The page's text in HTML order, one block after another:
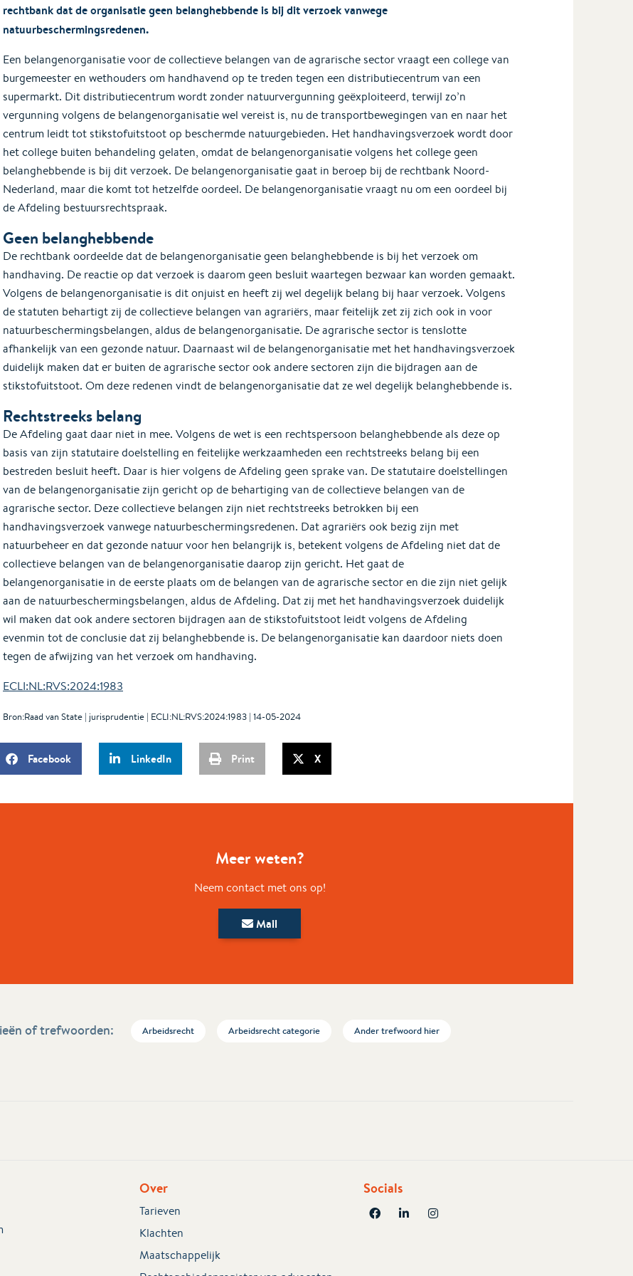
rechtbank dat de organisatie geen belanghebbende is bij dit verzoek vanwege
natuurbeschermingsredenen.
Een belangenorganisatie voor de collectieve belangen van de agrarische sector vraagt een college van
burgemeester en wethouders om handhavend op te treden tegen een distributiecentrum van een
supermarkt. Dit distributiecentrum wordt zonder natuurvergunning geëxploiteerd, terwijl zo’n
vergunning volgens de belangenorganisatie wel vereist is, nu de transportbewegingen van en naar het
centrum leidt tot stikstofuitstoot op beschermde natuurgebieden. Het handhavingsverzoek wordt door
het college buiten behandeling gelaten, omdat de belangenorganisatie volgens het college geen
belanghebbende is bij dit verzoek. De belangenorganisatie gaat in beroep bij de rechtbank Noord-
Nederland, maar die komt tot hetzelfde oordeel. De belangenorganisatie vraagt nu om een oordeel bij
de Afdeling bestuursrechtspraak.
Geen belanghebbende
De rechtbank oordeelde dat de belangenorganisatie geen belanghebbende is bij het verzoek om
handhaving. De reactie op dat verzoek is daarom geen besluit waartegen bezwaar kan worden gemaakt.
Volgens de belangenorganisatie is dit onjuist en heeft zij wel degelijk belang bij haar verzoek. Volgens
de statuten behartigt zij de collectieve belangen van agrariërs, maar feitelijk zet zij zich ook in voor
natuurbeschermingsbelangen, aldus de belangenorganisatie. De agrarische sector is tenslotte
afhankelijk van een gezonde natuur. Daarnaast wil de belangenorganisatie met het handhavingsverzoek
duidelijk maken dat er buiten de agrarische sector ook andere sectoren zijn die bijdragen aan de
stikstofuitstoot. Om deze redenen vindt de belangenorganisatie dat ze wel degelijk belanghebbende is.
Rechtstreeks belang
De Afdeling gaat daar niet in mee. Volgens de wet is een rechtspersoon belanghebbende als deze op
basis van zijn statutaire doelstelling en feitelijke werkzaamheden een rechtstreeks belang bij een
bestreden besluit heeft. Daar is hier volgens de Afdeling geen sprake van. De statutaire doelstellingen
van de belangenorganisatie zijn gericht op de behartiging van de collectieve belangen van de
agrarische sector. Deze collectieve belangen zijn niet rechtstreeks betrokken bij een
handhavingsverzoek vanwege natuurbeschermingsredenen. Dat agrariërs ook bezig zijn met
natuurbeheer en dat gezonde natuur voor hen belangrijk is, betekent volgens de Afdeling niet dat de
collectieve belangen van de belangenorganisatie daarop zijn gericht. Het gaat de
belangenorganisatie in de eerste plaats om de belangen van de agrarische sector en die zijn niet gelijk
aan de natuurbeschermingsbelangen, aldus de Afdeling. Dat zij met het handhavingsverzoek duidelijk
wil maken dat ook andere sectoren bijdragen aan de stikstofuitstoot leidt volgens de Afdeling
evenmin tot de conclusie dat zij belanghebbende is. De belangenorganisatie kan daardoor niets doen
tegen de afwijzing van het verzoek om handhaving.
ECLI:NL:RVS:2024:1983
Bron:Raad van State | jurisprudentie | ECLI:NL:RVS:2024:1983 | 14-05-2024
Facebook LinkedIn Print X
Meer weten?
Neem contact met ons op!
Mail
of trefwoorden: Arbeidsrecht Arbeidsrecht categorie Ander trefwoord hier
Over
Tarieven
Klachten
Maatschappelijk
Socials